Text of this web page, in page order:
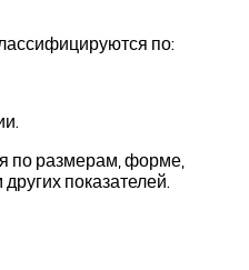
по:
по размерам, форме,
показателей.